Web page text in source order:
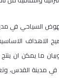
السياحي في
الاهداف
وبيان ما يمكن
مدينة القدس،